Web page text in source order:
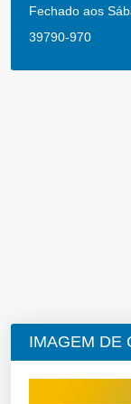
Fechado aos
39790-970
IMAGEM DE